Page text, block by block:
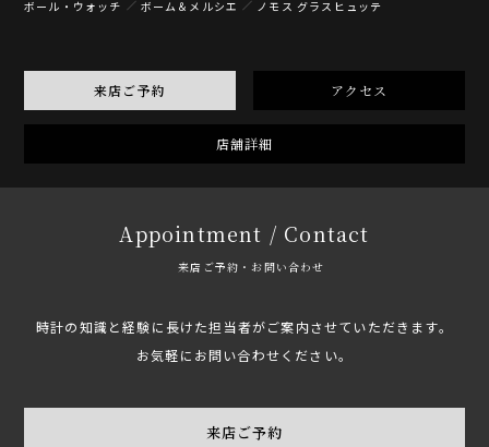
ボール・ウォッチ
ボーム＆メルシエ ノモス グラスヒュッテ
来店ご予約 アクセス
店舗詳細
Appointment / Contact
来店ご予約・お問い合わせ
時計の知識と経験に長けた担当者がご案内させていただきます。
お気軽にお問い合わせください。
来店ご予約